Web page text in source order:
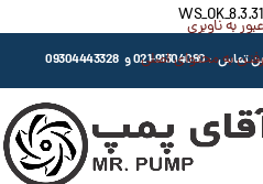
WS_OK_8.3.31
عبور به ناوبری
رفتن به محتوای اصلی
: 91304080-021 و 09304443328